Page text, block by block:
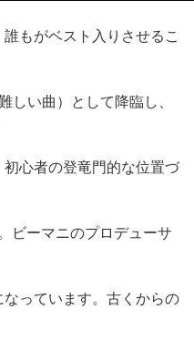
もがベスト入りさせるこ
しい曲）として降臨し、
心者の登竜門的な位置づ
ビーマニのプロデューサ
っています。古くからの